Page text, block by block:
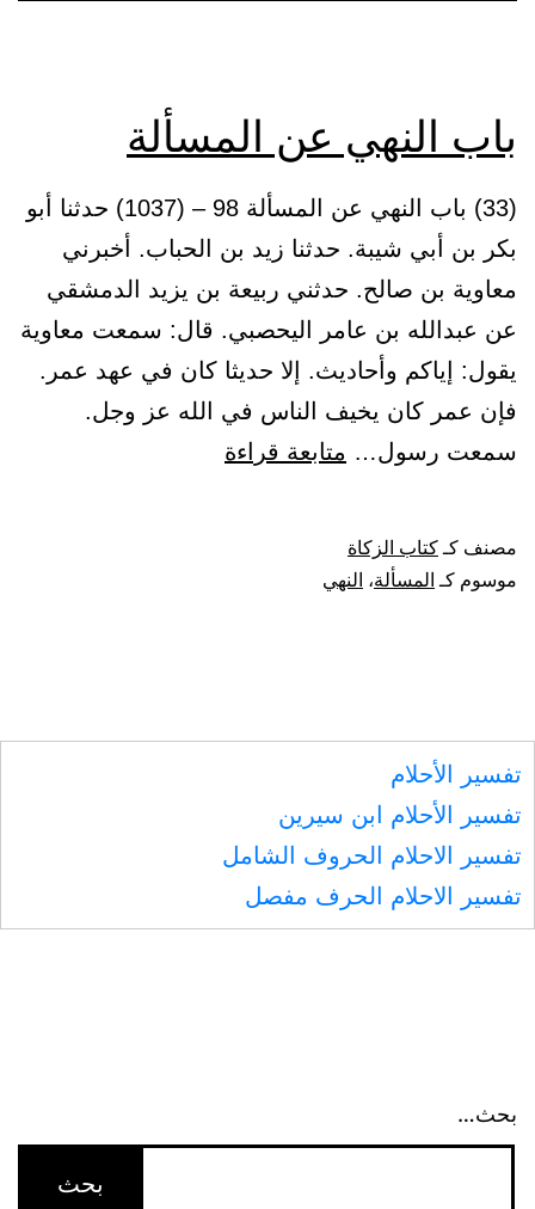
باب النهي عن المسألة
(33) باب النهي عن المسألة 98 – (1037) حدثنا أبو
بكر بن أبي شيبة. حدثنا زيد بن الحباب. أخبرني
معاوية بن صالح. حدثني ربيعة بن يزيد الدمشقي
عن عبدالله بن عامر اليحصبي. قال: سمعت معاوية
يقول: إياكم وأحاديث. إلا حديثا كان في عهد عمر.
فإن عمر كان يخيف الناس في الله عز وجل.
سمعت رسول… متابعة قراءة
مصنف كـ كتاب الزكاة
موسوم كـ المسألة، النهي
تفسير الأحلام
تفسير الأحلام ابن سيرين
تفسير الاحلام الحروف الشامل
تفسير الاحلام الحرف مفصل
بحث…